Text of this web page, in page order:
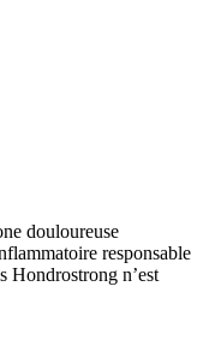
douloureuse
responsable
Hondrostrong n’est